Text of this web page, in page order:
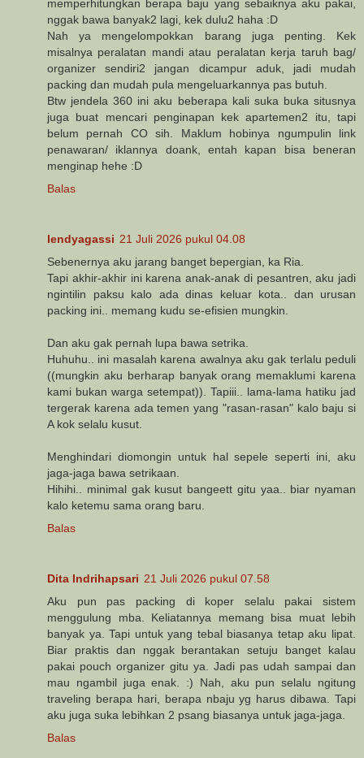
memperhitungkan berapa baju yang sebaiknya aku pakai,
nggak bawa banyak2 lagi, kek dulu2 haha :D
Nah ya mengelompokkan barang juga penting. Kek
misalnya peralatan mandi atau peralatan kerja taruh bag/
organizer sendiri2 jangan dicampur aduk, jadi mudah
packing dan mudah pula mengeluarkannya pas butuh.
Btw jendela 360 ini aku beberapa kali suka buka situsnya
juga buat mencari penginapan kek apartemen2 itu, tapi
belum pernah CO sih. Maklum hobinya ngumpulin link
penawaran/ iklannya doank, entah kapan bisa beneran
menginap hehe :D
Balas
lendyagassi 21 Juli 2026 pukul 04.08
Sebenernya aku jarang banget bepergian, ka Ria.
Tapi akhir-akhir ini karena anak-anak di pesantren, aku jadi
ngintilin paksu kalo ada dinas keluar kota.. dan urusan
packing ini.. memang kudu se-efisien mungkin.
Dan aku gak pernah lupa bawa setrika.
Huhuhu.. ini masalah karena awalnya aku gak terlalu peduli
((mungkin aku berharap banyak orang memaklumi karena
kami bukan warga setempat)). Tapiii.. lama-lama hatiku jad
tergerak karena ada temen yang "rasan-rasan" kalo baju si
A kok selalu kusut.
Menghindari diomongin untuk hal sepele seperti ini, aku
jaga-jaga bawa setrikaan.
Hihihi.. minimal gak kusut bangeett gitu yaa.. biar nyaman
kalo ketemu sama orang baru.
Balas
Dita Indrihapsari 21 Juli 2026 pukul 07.58
Aku pun pas packing di koper selalu pakai sistem
menggulung mba. Keliatannya memang bisa muat lebih
banyak ya. Tapi untuk yang tebal biasanya tetap aku lipat.
Biar praktis dan nggak berantakan setuju banget kalau
pakai pouch organizer gitu ya. Jadi pas udah sampai dan
mau ngambil juga enak. :) Nah, aku pun selalu ngitung
traveling berapa hari, berapa nbaju yg harus dibawa. Tapi
aku juga suka lebihkan 2 psang biasanya untuk jaga-jaga.
Balas